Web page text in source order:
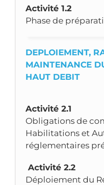
Activité 1.2
Phase de
DEPLOIEMENT,
MAINTENANCE
HAUT DEBIT
Activité 2.1
Obligations de
Habilitations et
réglementaires
Activité 2.2
Déploiement du